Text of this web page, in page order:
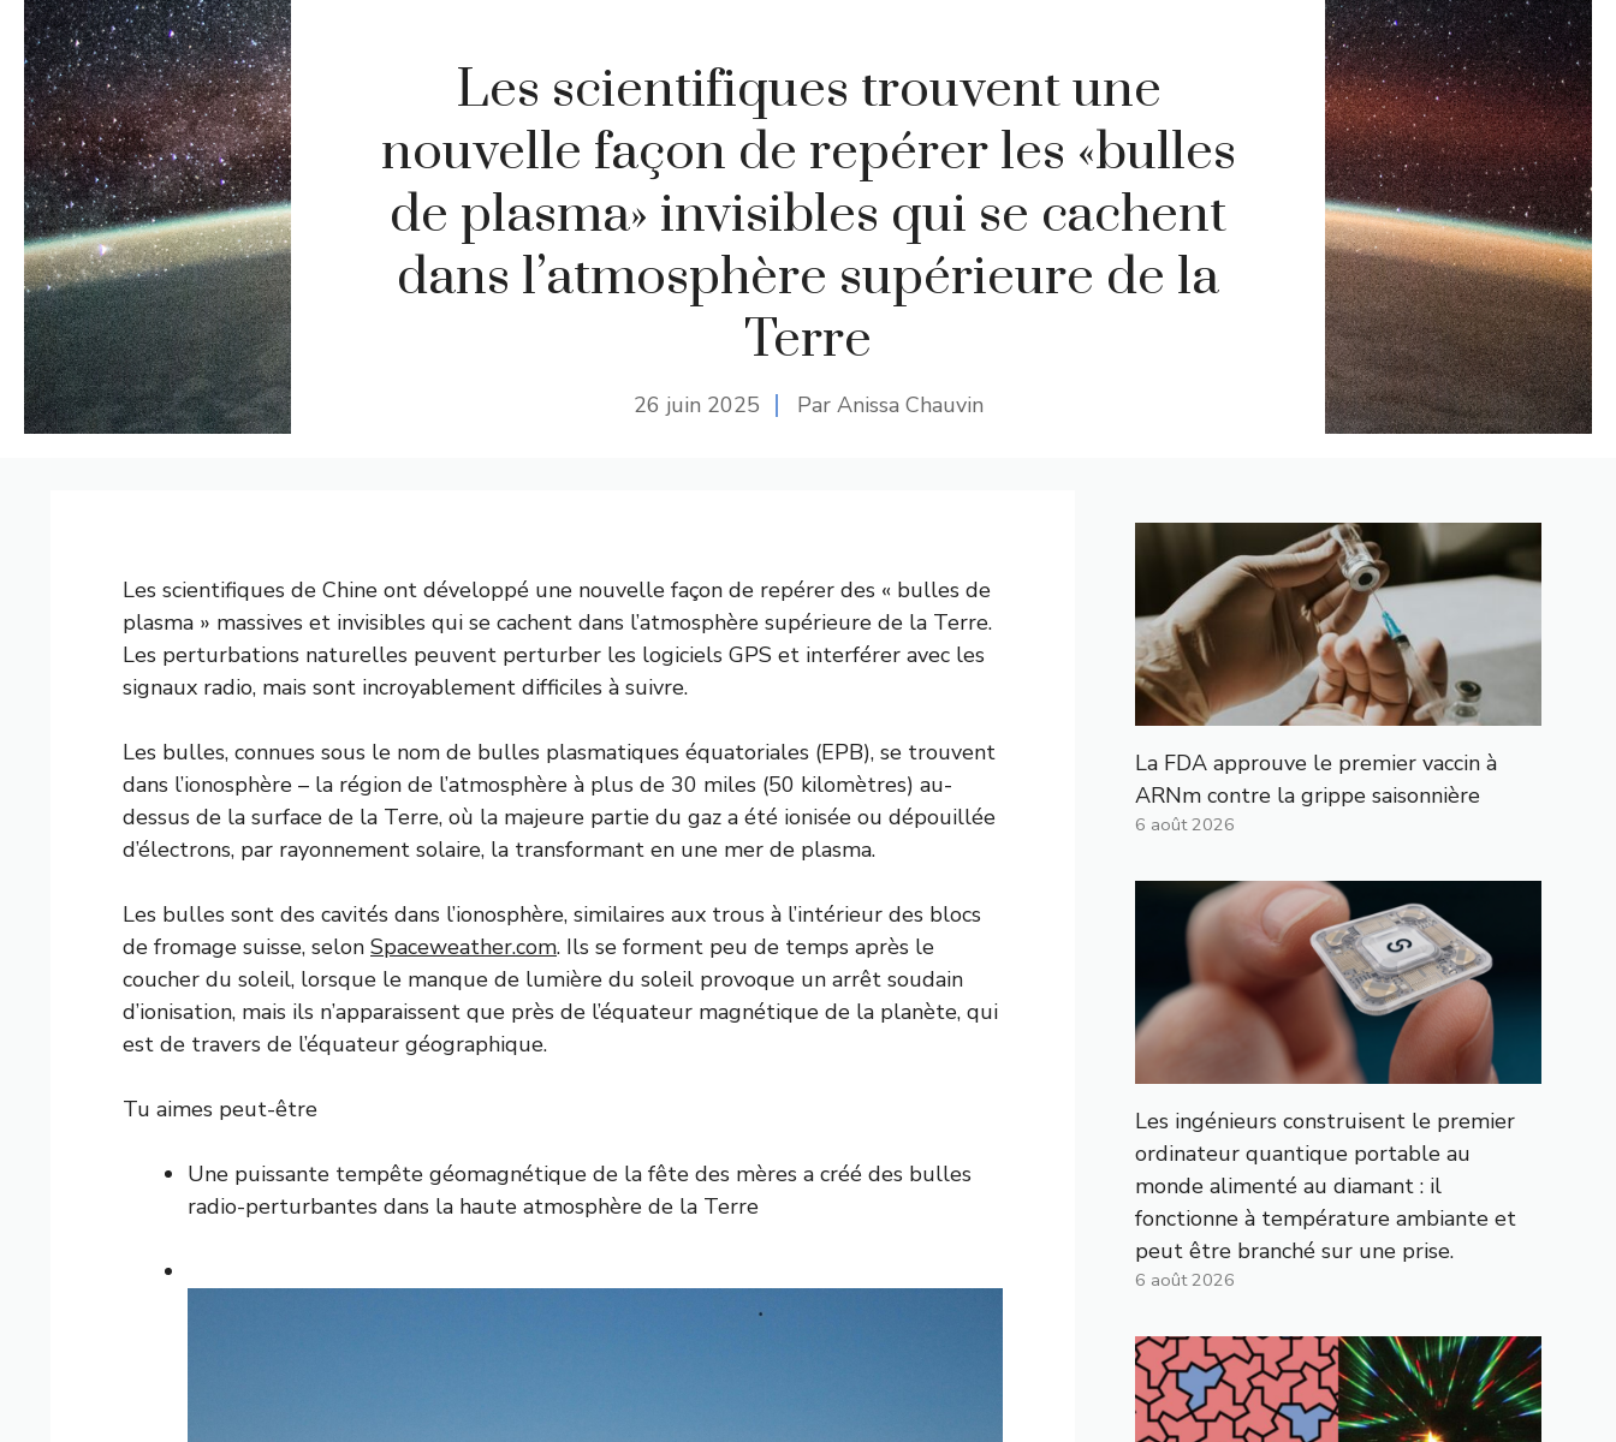
Les scientifiques trouvent une
nouvelle façon de repérer les «bulles
de plasma» invisibles qui se cachent
dans l’atmosphère supérieure de la
Terre
26 juin 2025 Par Anissa Chauvin
Les scientifiques de Chine ont développé une nouvelle façon de repérer des « bulles de
plasma » massives et invisibles qui se cachent dans l’atmosphère supérieure de la Terre.
Les perturbations naturelles peuvent perturber les logiciels GPS et interférer avec les
signaux radio, mais sont incroyablement difficiles à suivre.
Les bulles, connues sous le nom de bulles plasmatiques équatoriales (EPB), se trouvent
dans l’ionosphère – la région de l’atmosphère à plus de 30 miles (50 kilomètres) au-
dessus de la surface de la Terre, où la majeure partie du gaz a été ionisée ou dépouillée
d’électrons, par rayonnement solaire, la transformant en une mer de plasma.
Les bulles sont des cavités dans l’ionosphère, similaires aux trous à l’intérieur des blocs
de fromage suisse, selon Spaceweather.com. Ils se forment peu de temps après le
coucher du soleil, lorsque le manque de lumière du soleil provoque un arrêt soudain
d’ionisation, mais ils n’apparaissent que près de l’équateur magnétique de la planète, qui
est de travers de l’équateur géographique.
Tu aimes peut-être
Une puissante tempête géomagnétique de la fête des mères a créé des bulles
radio-perturbantes dans la haute atmosphère de la Terre
La FDA approuve le premier vaccin à
ARNm contre la grippe saisonnière
6 août 2026
Les ingénieurs construisent le premier
ordinateur quantique portable au
monde alimenté au diamant : il
fonctionne à température ambiante et
peut être branché sur une prise.
6 août 2026